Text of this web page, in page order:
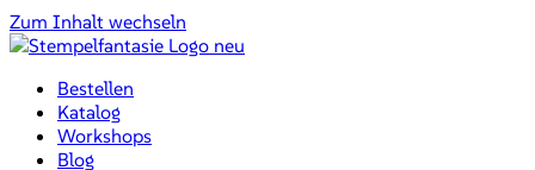
Zum Inhalt wechseln
Bestellen
Katalog
Workshops
Blog